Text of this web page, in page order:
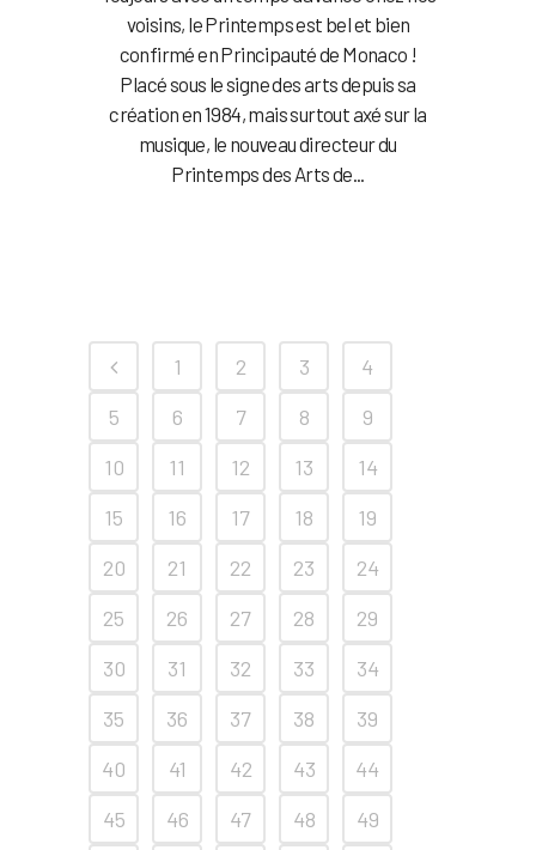
voisins, le Printemps est bel et bien
confirmé en Principauté de Monaco !
Placé sous le signe des arts depuis sa
création en 1984, mais surtout axé sur la
musique, le nouveau directeur du
Printemps des Arts de...
1 2 3
4
5
6 7 8
9
10
11 12 13
14
15
16 17 18
19
20
21 22 23
24
25
26 27 28
29
30
31 32 33
34
35
36 37 38
39
40
41 42 43
44
45
46 47 48
49